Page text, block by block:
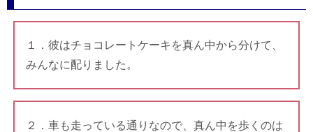
１．彼はチョコレートケーキを真ん中から分けて、
みんなに配りました。
２．車も走っている通りなので、真ん中を歩くのは